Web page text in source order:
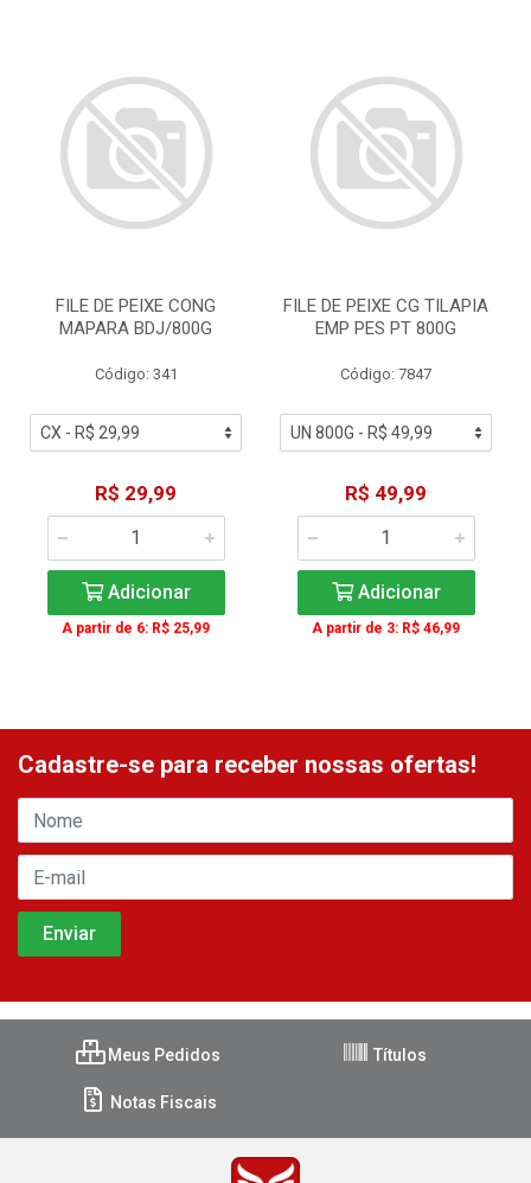
FILE DE PEIXE CONG
MAPARA BDJ/800G
Código: 341
R$ 29,99
Adicionar
A partir de 6: R$ 25,99
FILE DE PEIXE CG TILAPIA
EMP PES PT 800G
Código: 7847
R$ 49,99
Adicionar
A partir de 3: R$ 46,99
Cadastre-se para receber nossas ofertas!
Meus Pedidos Títulos
Notas Fiscais